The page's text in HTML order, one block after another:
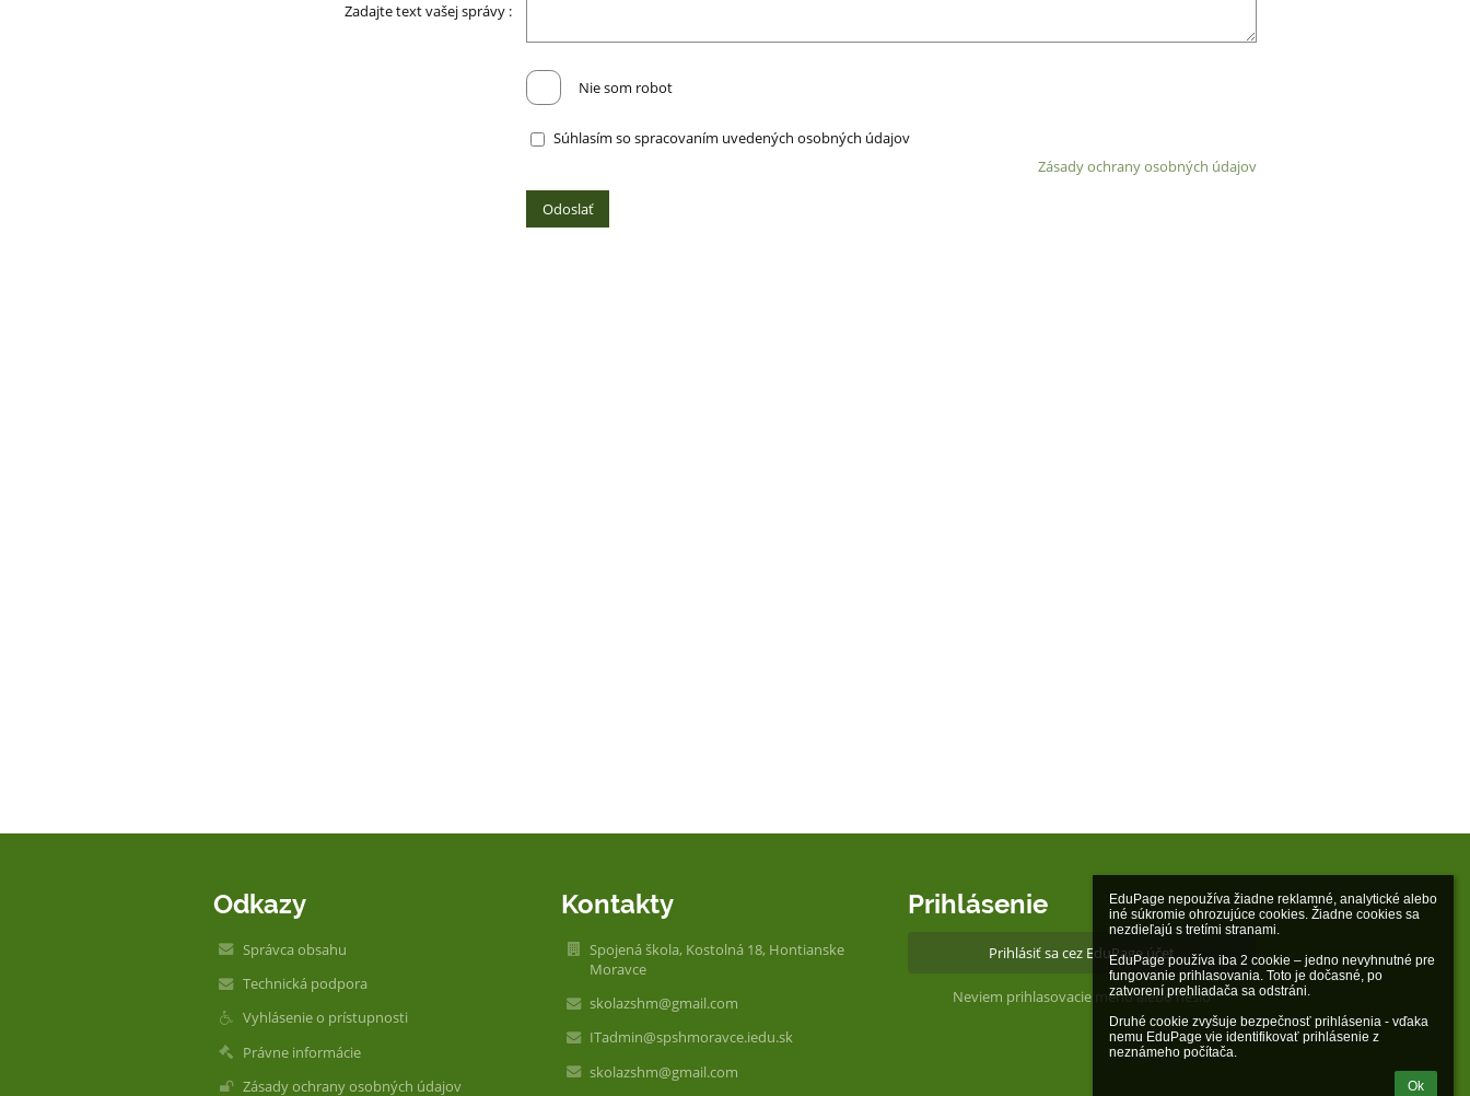
EduPage nepoužíva žiadne reklamné, analytické alebo
iné súkromie ohrozujúce cookies. Žiadne cookies sa
nezdieľajú s tretími stranami.
EduPage používa iba 2 cookie – jedno nevyhnutné pre
fungovanie prihlasovania. Toto je dočasné, po
zatvorení prehliadača sa odstráni.
Druhé cookie zvyšuje bezpečnosť prihlásenia - vďaka
nemu EduPage vie identifikovať prihlásenie z
neznámeho počítača.
Ok
Zadajte text vašej správy :
Nie som robot
Súhlasím so spracovaním uvedených osobných údajov
Zásady ochrany osobných údajov
Odkazy
Správca obsahu
Technická podpora
Vyhlásenie o prístupnosti
Právne informácie
Zásady ochrany osobných údajov
Kontakty
Spojená škola, Kostolná 18, Hontianske
Moravce
skolazshm@gmail.com
ITadmin@spshmoravce.iedu.sk
skolazshm@gmail.com
Prihlásenie
Prihlásiť sa cez EduPage účet
Neviem prihlasovacie meno alebo heslo